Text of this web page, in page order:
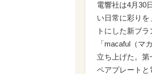
電響社は4月30
い日常に彩り
トにした新ブラ
「macaful（マ
立ち上げた。第
ペアプレートと